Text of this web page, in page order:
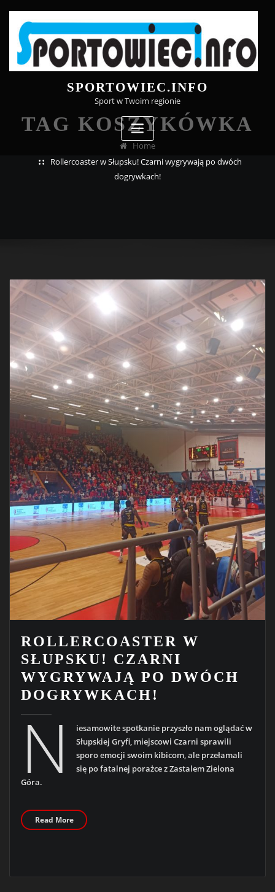
content
SPORTOWIEC.INFO
Sport w Twoim regionie
TAG KOSZYKÓWKA
Home
Rollercoaster w Słupsku! Czarni wygrywają po dwóch
dogrywkach!
ROLLERCOASTER W
SŁUPSKU! CZARNI
WYGRYWAJĄ PO DWÓCH
DOGRYWKACH!
N
iesamowite spotkanie przyszło nam oglądać w
Słupskiej Gryfi, miejscowi Czarni sprawili
sporo emocji swoim kibicom, ale przełamali
się po fatalnej porażce z Zastalem Zielona
Góra.
Read More